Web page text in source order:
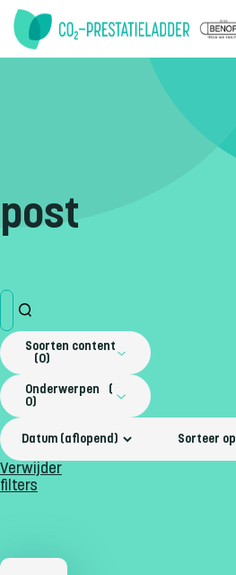
post
Soorten content
0
Onderwerpen
0
Sorteer op
Verwijder
filters